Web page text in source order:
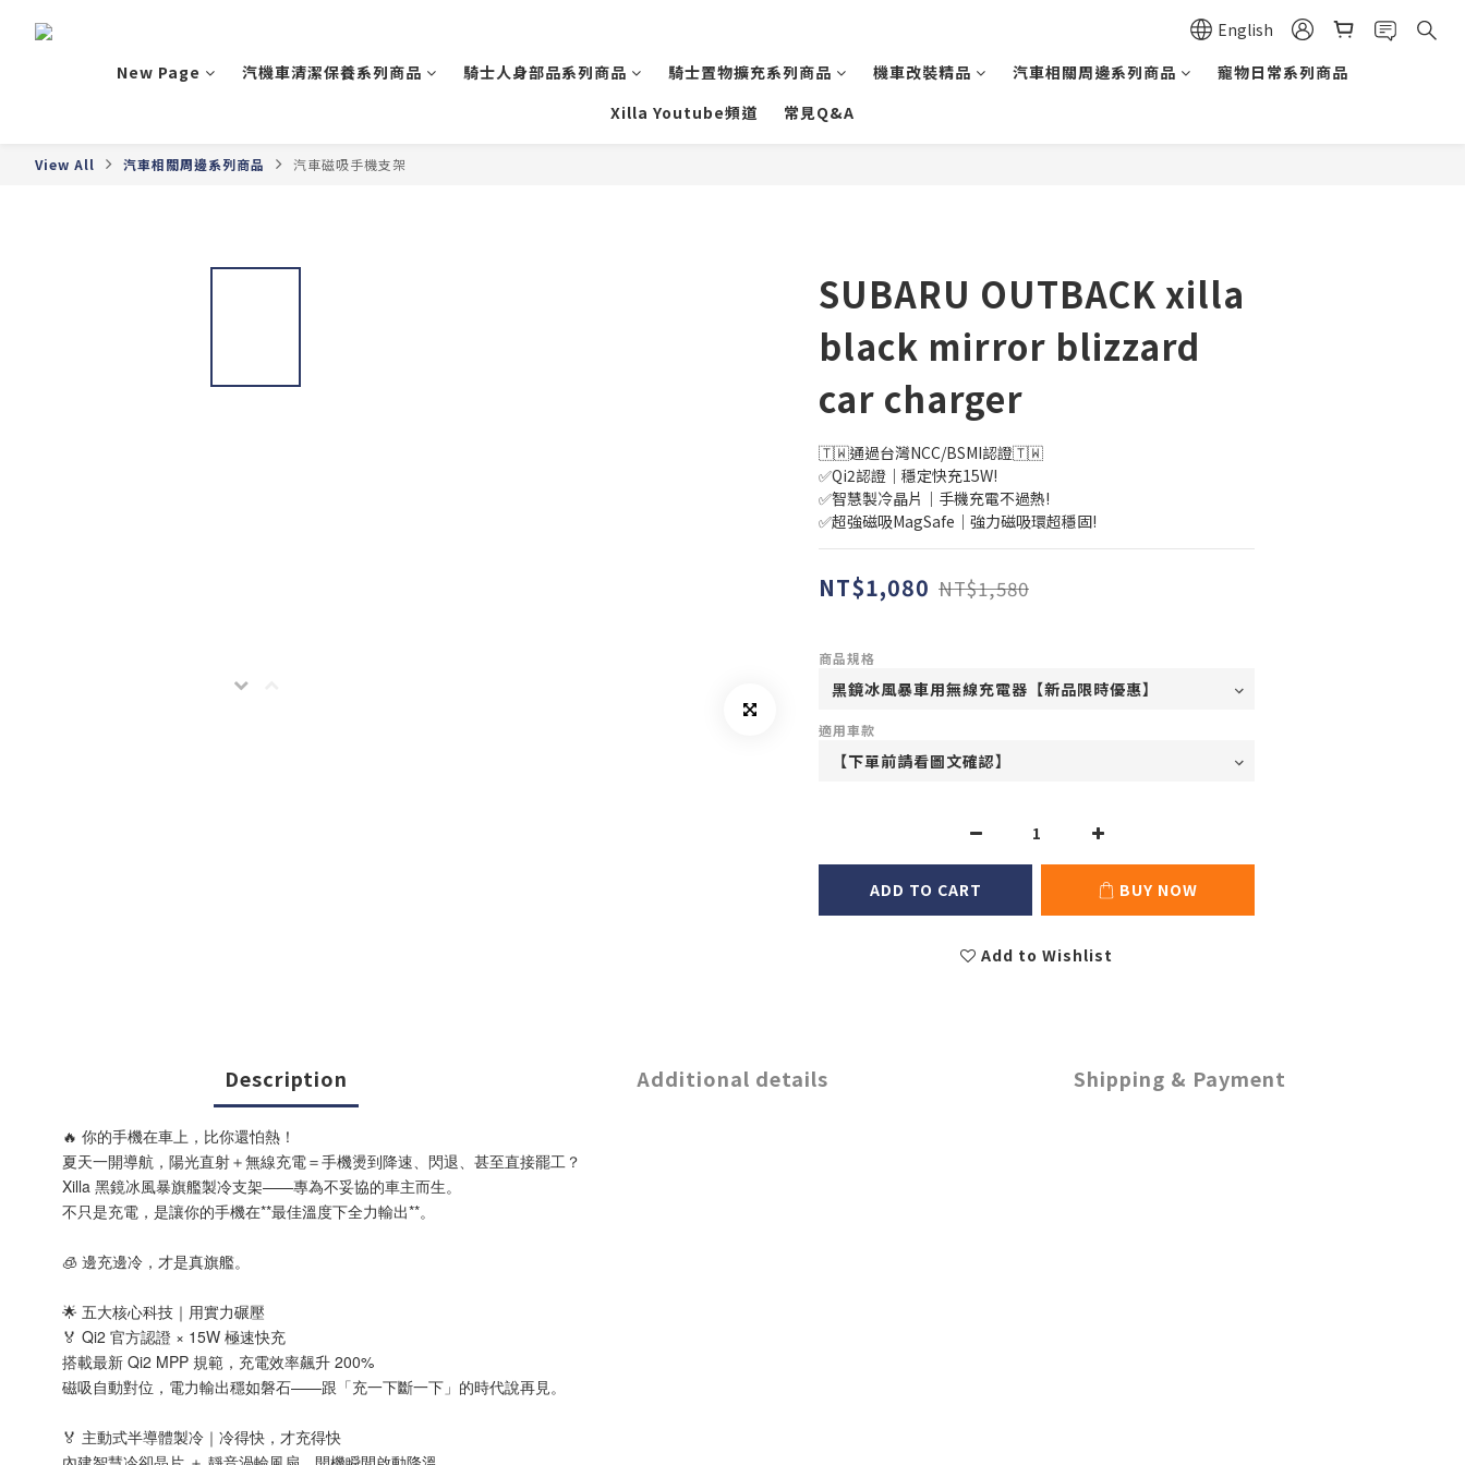
English
New Page
汽機車清潔保養系列商品 騎士人身部品系列商品 騎士置物擴充系列商品 機車改裝精品 汽車相關周邊系列商品
寵物日常系列商品
Xilla Youtube頻道
常見Q&A
View All 汽車相關周邊系列商品 汽車磁吸手機支架
SUBARU OUTBACK xilla
black mirror blizzard
car charger
🇹🇼通過台灣NCC/BSMI認證🇹🇼
✅Qi2認證｜穩定快充15W!
✅智慧製冷晶片｜手機充電不過熱!
✅超強磁吸MagSafe｜強力磁吸環超穩固!
NT$1,080 NT$1,580
商品規格
適用車款
ADD TO CART BUY NOW
Add to Wishlist
Description Additional details Shipping & Payment
🔥 你的手機在車上，比你還怕熱！
夏天一開導航，陽光直射＋無線充電＝手機燙到降速、閃退、甚至直接罷工？
Xilla 黑鏡冰風暴旗艦製冷支架——專為不妥協的車主而生。
不只是充電，是讓你的手機在**最佳溫度下全力輸出**。
🧊 邊充邊冷，才是真旗艦。
🌟 五大核心科技｜用實力碾壓
🏅 Qi2 官方認證 × 15W 極速快充
搭載最新 Qi2 MPP 規範，充電效率飆升 200%
磁吸自動對位，電力輸出穩如磐石——跟「充一下斷一下」的時代說再見。
🏅 主動式半導體製冷｜冷得快，才充得快